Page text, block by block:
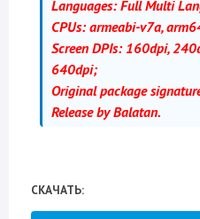
Languages: Full Multi
CPUs: armeabi-v7a,
Screen DPIs: 160dpi,
640dpi;
Original package
Release by Balatan.
СКАЧАТЬ: